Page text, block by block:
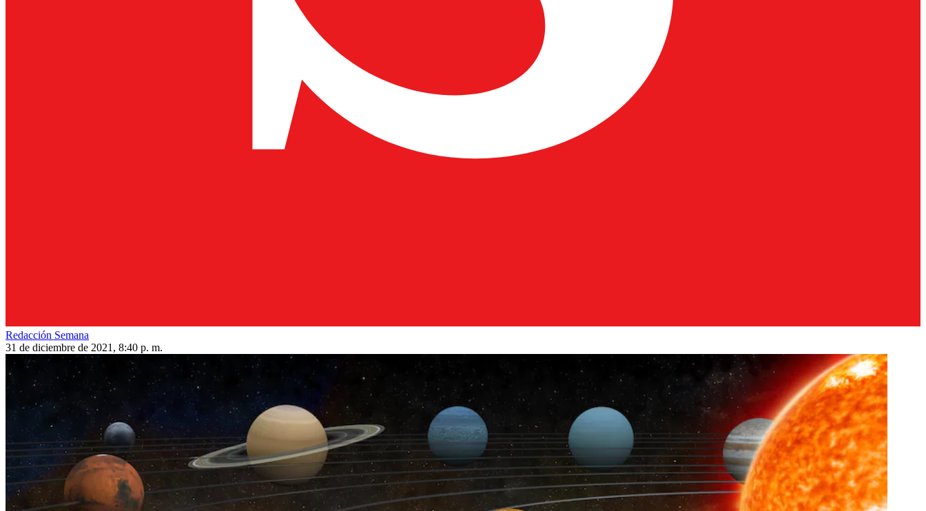
Redacción Semana
31 de diciembre de 2021, 8:40 p. m.